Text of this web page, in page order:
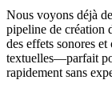
Nous voyons déjà
pipeline de création
des effets sonores
textuelles—parfait
rapidement sans